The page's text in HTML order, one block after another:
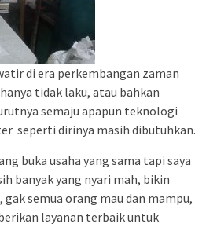
di era perkembangan zaman
tidak laku, atau bahkan
semaju apapun teknologi
seperti dirinya masih dibutuhkan.
buka usaha yang sama tapi saya
banyak yang nyari mah, bikin
gak semua orang mau dan mampu,
layanan terbaik untuk